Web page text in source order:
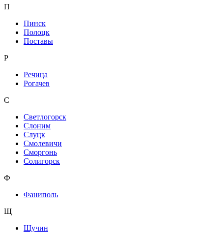
П
Пинск
Полоцк
Поставы
Р
Речица
Рогачев
С
Светлогорск
Слоним
Слуцк
Смолевичи
Сморгонь
Солигорск
Ф
Фаниполь
Щ
Щучин